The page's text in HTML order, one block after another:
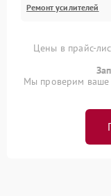
Ремонт усилителей
Цены в прайс-
Мы проверим ваше